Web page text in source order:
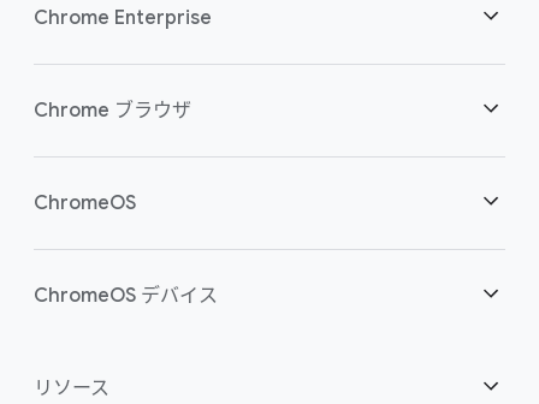
Chrome Enterprise
セキュリティ
Chrome ブラウザ
概要
ChromeOS
概要
ChromeOS デバイス
概要
リソース